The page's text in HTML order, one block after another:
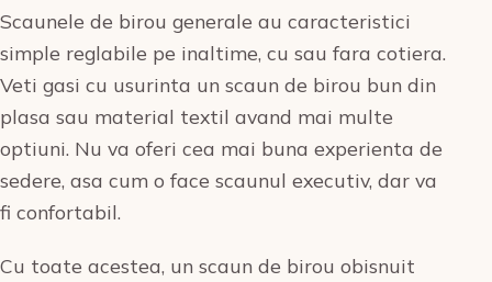
Scaunele de birou generale au caracteristici
simple reglabile pe inaltime, cu sau fara cotiera.
Veti gasi cu usurinta un scaun de birou bun din
plasa sau material textil avand mai multe
optiuni. Nu va oferi cea mai buna experienta de
sedere, asa cum o face scaunul executiv, dar va
fi confortabil.
Cu toate acestea, un scaun de birou obisnuit